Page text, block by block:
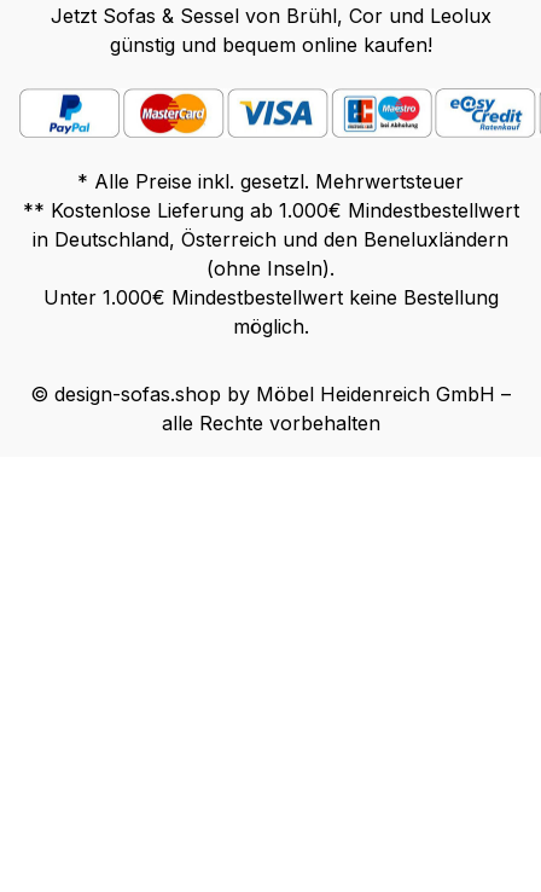
Jetzt Sofas & Sessel von Brühl, Cor und Leolux
günstig und bequem online kaufen!
* Alle Preise inkl. gesetzl. Mehrwertsteuer
** Kostenlose Lieferung ab 1.000€ Mindestbestellwert
in Deutschland, Österreich und den Beneluxländern
(ohne Inseln).
Unter 1.000€ Mindestbestellwert keine Bestellung
möglich.
© design-sofas.shop by Möbel Heidenreich GmbH –
alle Rechte vorbehalten